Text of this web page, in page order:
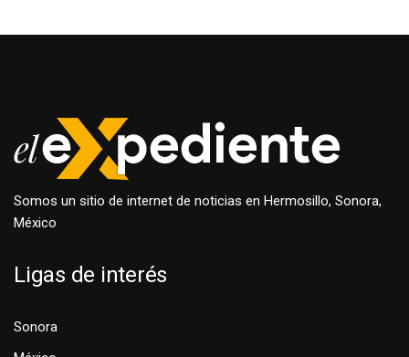
Somos un sitio de internet de noticias en Hermosillo, Sonora,
México
Ligas de interés
Sonora